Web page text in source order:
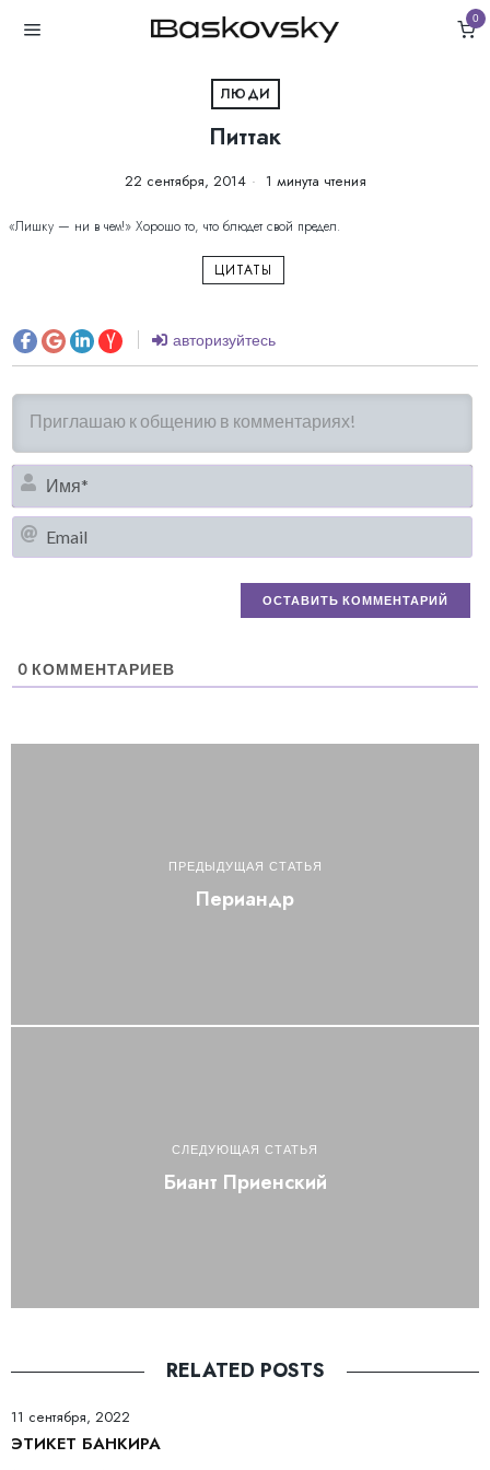
0
ЛЮДИ
Питтак
22 сентября, 2014 1 минута чтения
«Лишку — ни в чем!» Хорошо то, что блюдет свой предел.
ЦИТАТЫ
авторизуйтесь
0 КОММЕНТАРИЕВ
ПРЕДЫДУЩАЯ СТАТЬЯ
Периандр
СЛЕДУЮЩАЯ СТАТЬЯ
Биант Приенский
RELATED POSTS
11 сентября, 2022
ЭТИКЕТ БАНКИРА